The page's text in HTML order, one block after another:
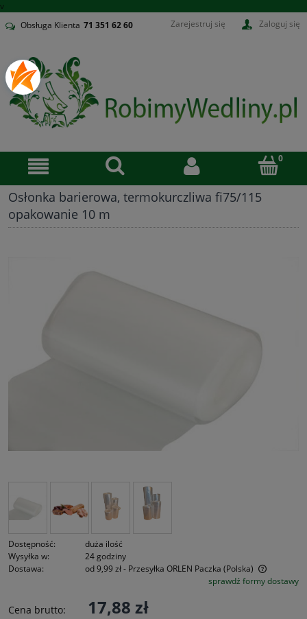
v
Obsługa Klienta 71 351 62 60 Zarejestruj się Zaloguj się
Osłonka barierowa, termokurczliwa fi75/115
opakowanie 10 m
Dostępność:
duża ilość
Wysyłka w:
24 godziny
Dostawa:
od 9,99 zł- Przesyłka ORLEN Paczka (Polska)
Cena nie zawiera ewentualnych kosztów płatnościsprawdź formy dostawy
Cena brutto: 17,88 zł